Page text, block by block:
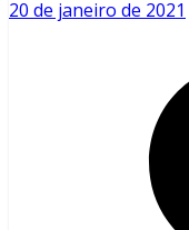
20 de janeiro de 2021